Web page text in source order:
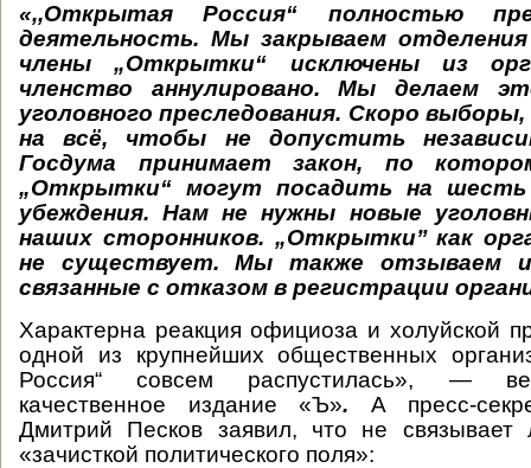
«,,Открытая Россия“ полностью
деятельность. Мы закрываем
члены „Открытки“ исключены из
членство аннулировано. Мы делаем
уголовного преследования. Скоро
на всё, чтобы не допустить
Госдума принимает закон, по
„Открытки“ могут посадить на
убеждения. Нам не нужны новые
наших сторонников. „Открытки’’как
не существует. Мы также отзываем
связанные с отказом в регистрации
Характерна реакция официоза и холуйской
одной из крупнейших общественных
Россия“ совсем распустилась», —
качественное издание «Ъ». А пресс-
Дмитрий Песков заявил, что не
«зачисткой политического поля»: